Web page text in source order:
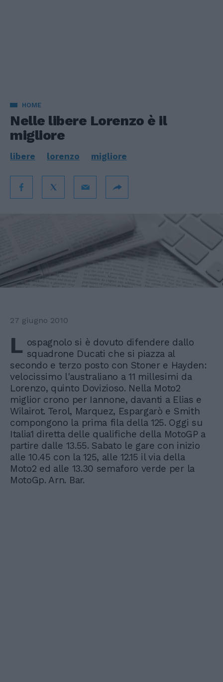
HOME
Nelle libere Lorenzo è il
migliore
libere lorenzo migliore
27 giugno 2010
L ospagnolo si è dovuto difendere dallo
squadrone Ducati che si piazza al
secondo e terzo posto con Stoner e Hayden:
velocissimo l'australiano a 11 millesimi da
Lorenzo, quinto Dovizioso. Nella Moto2
miglior crono per Iannone, davanti a Elias e
Wilairot. Terol, Marquez, Espargarò e Smith
compongono la prima fila della 125. Oggi su
Italia1 diretta delle qualifiche della MotoGP a
partire dalle 13.55. Sabato le gare con inizio
alle 10.45 con la 125, alle 12.15 il via della
Moto2 ed alle 13.30 semaforo verde per la
MotoGp. Arn. Bar.